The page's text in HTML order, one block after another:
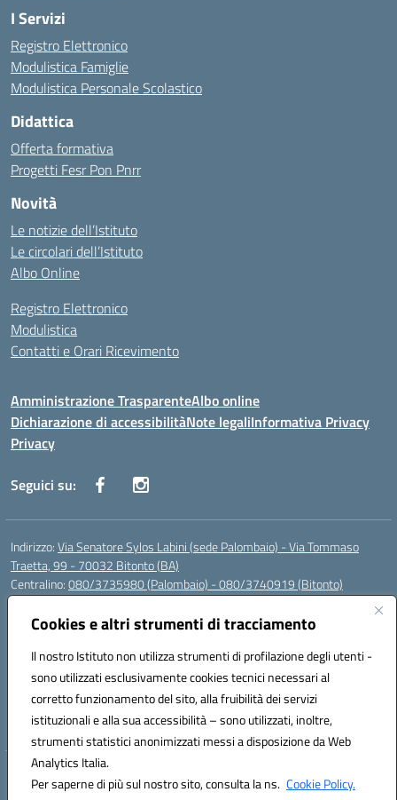
Cookies e altri strumenti di tracciamento
Il nostro Istituto non utilizza strumenti di profilazione degli utenti -
sono utilizzati esclusivamente cookies tecnici necessari al
corretto funzionamento del sito, alla fruibilità dei servizi
istituzionali e alla sua accessibilità – sono utilizzati, inoltre,
strumenti statistici anonimizzati messi a disposizione da Web
Analytics Italia.
Per saperne di più sul nostro sito, consulta la ns. Cookie Policy.
I Servizi
Registro Elettronico
Modulistica Famiglie
Modulistica Personale Scolastico
Didattica
Offerta formativa
Progetti Fesr Pon Pnrr
Novità
Le notizie dell’Istituto
Le circolari dell’Istituto
Albo Online
Registro Elettronico
Modulistica
Contatti e Orari Ricevimento
Amministrazione TrasparenteAlbo online
Dichiarazione di accessibilitàNote legaliInformativa Privacy
Privacy
Seguici su:
Indirizzo:Via Senatore Sylos Labini (sede Palombaio) - Via Tommaso
Traetta, 99 - 70032 Bitonto (BA)
Centralino:080/3735980 (Palombaio) - 080/3740919 (Bitonto)
Email:
Posta elettronica certificata (PEC):baic80800a@pec.istruzione.it
Codice fiscale: 93360210723
Codice meccanografico:BAIC80800A
Codice Indice delle Pubbliche Amministrazioni (IPA): istsc_baic80800a
Codice unico di fatturazione (CUF): UFK0WW
Hosting & Powered by 3D Solution S.r.l.